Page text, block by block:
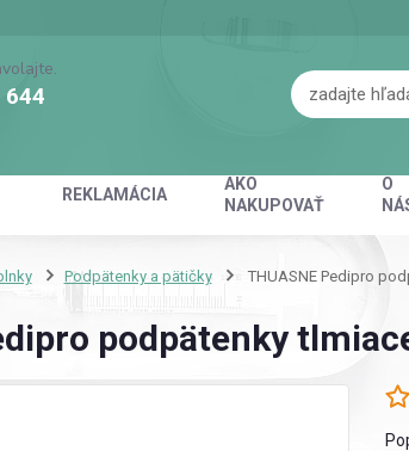
REKLAMÁCIA
AKO
NAKUPOVAŤ
O
644
Podpätenky a pätičky THUASNE Pedipro
podpätenky